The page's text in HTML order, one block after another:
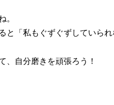
。
と「私もぐずぐずしていら
、自分磨きを頑張ろう！